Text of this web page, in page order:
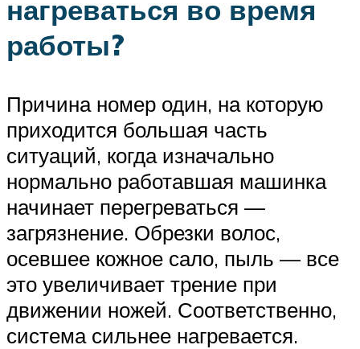
нагреваться во время
работы?
Причина номер один, на которую
приходится большая часть
ситуаций, когда изначально
нормально работавшая машинка
начинает перегреваться —
загрязнение. Обрезки волос,
осевшее кожное сало, пыль — все
это увеличивает трение при
движении ножей. Соответственно,
система сильнее нагревается.